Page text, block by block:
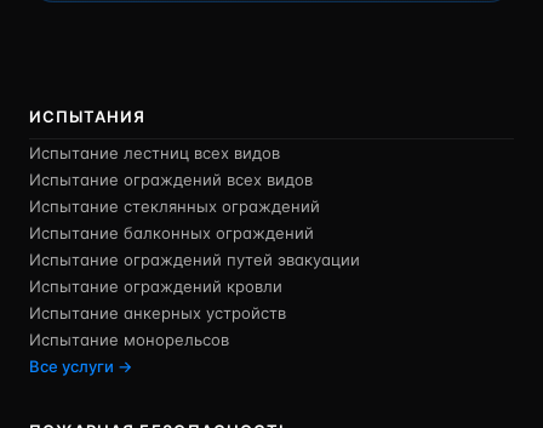
ИСПЫТАНИЯ
Испытание лестниц всех видов
Испытание ограждений всех видов
Испытание стеклянных ограждений
Испытание балконных ограждений
Испытание ограждений путей эвакуации
Испытание ограждений кровли
Испытание анкерных устройств
Испытание монорельсов
Все услуги →